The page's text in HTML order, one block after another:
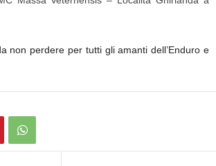
non perdere per tutti gli amanti dell’Enduro e